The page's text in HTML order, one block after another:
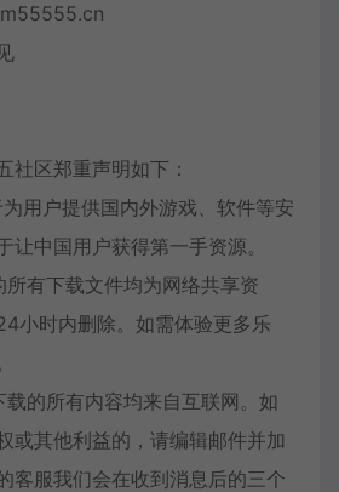
社区郑重声明如下：
用户提供国内外游戏、软件等安
让中国用户获得第一手资源。
有下载文件均为网络共享资
小时内删除。如需体验更多乐
的所有内容均来自互联网。如
或其他利益的，请编辑邮件并加
客服我们会在收到消息后的三个